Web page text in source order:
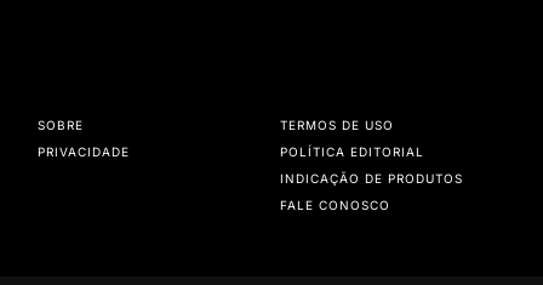
SOBRE
PRIVACIDADE
TERMOS DE USO
POLÍTICA EDITORIAL
INDICAÇÃO DE PRODUTOS
FALE CONOSCO